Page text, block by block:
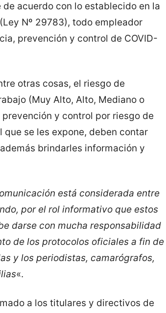
acuerdo con lo establecido en la
Nº 29783), todo empleador
prevención y control de COVID-
otras cosas, el riesgo de
(Muy Alto, Alto, Mediano o
y control por riesgo de
se les expone, deben contar
brindarles información y
está considerada entre
por el rol informativo que estos
darse con mucha responsabilidad
de los protocolos oficiales a fin de
y los periodistas, camarógrafos,
«.
a los titulares y directivos de